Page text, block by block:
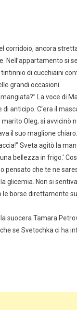
corridoio, ancora
Nell’appartamento si
di cucchiaini
grandi occasioni.
La voce di
anticipo. C’era il
Oleg, si avvicinò
il suo maglione chiaro.
Sveta agitò la
bellezza in frigo.’
pensato che te ne
glicemia. Non si sentiva
le borse direttamente
suocera Tamara
se Svetochka ci ha